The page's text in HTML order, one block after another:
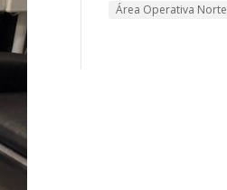
Área Operativa Norte